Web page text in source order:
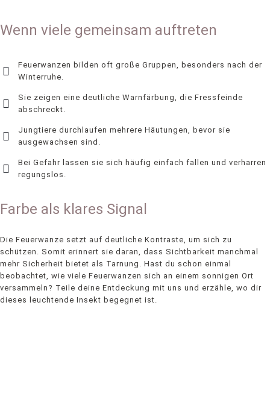
Wenn viele gemeinsam auftreten
Feuerwanzen bilden oft große Gruppen, besonders nach der
Winterruhe.
Sie zeigen eine deutliche Warnfärbung, die Fressfeinde
abschreckt.
Jungtiere durchlaufen mehrere Häutungen, bevor sie
ausgewachsen sind.
Bei Gefahr lassen sie sich häufig einfach fallen und verharren
regungslos.
Farbe als klares Signal
Die Feuerwanze setzt auf deutliche Kontraste, um sich zu
schützen. Somit erinnert sie daran, dass Sichtbarkeit manchmal
mehr Sicherheit bietet als Tarnung. Hast du schon einmal
beobachtet, wie viele Feuerwanzen sich an einem sonnigen Ort
versammeln? Teile deine Entdeckung mit uns und erzähle, wo dir
dieses leuchtende Insekt begegnet ist.